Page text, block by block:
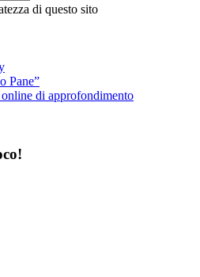
di questo sito
Pane”
di approfondimento